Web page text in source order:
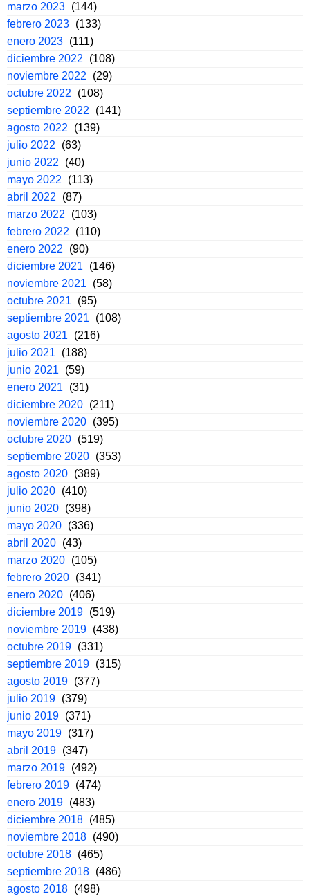
marzo 2023 (144)
febrero 2023 (133)
enero 2023 (111)
diciembre 2022
(108)
noviembre 2022
(29)
octubre 2022
(108)
septiembre 2022
(141)
agosto 2022
(139)
julio 2022
(63)
junio 2022
(40)
mayo 2022
(113)
abril 2022
(87)
marzo 2022
(103)
febrero 2022
(110)
enero 2022
(90)
diciembre 2021
(146)
noviembre 2021
(58)
octubre 2021
(95)
septiembre 2021
(108)
agosto 2021
(216)
julio 2021
(188)
junio 2021
(59)
enero 2021
(31)
diciembre 2020 (211)
noviembre 2020 (395)
octubre 2020 (519)
septiembre 2020 (353)
agosto 2020 (389)
julio 2020 (410)
junio 2020 (398)
mayo 2020 (336)
abril 2020 (43)
marzo 2020 (105)
febrero 2020 (341)
enero 2020 (406)
diciembre 2019 (519)
noviembre 2019 (438)
octubre 2019 (331)
septiembre 2019 (315)
agosto 2019 (377)
julio 2019 (379)
junio 2019 (371)
mayo 2019 (317)
abril 2019 (347)
marzo 2019 (492)
febrero 2019 (474)
enero 2019 (483)
diciembre 2018 (485)
noviembre 2018 (490)
octubre 2018 (465)
septiembre 2018 (486)
agosto 2018 (498)